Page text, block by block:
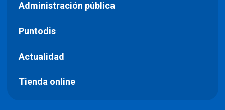
Administración pública
Puntodis
Actualidad
Tienda online